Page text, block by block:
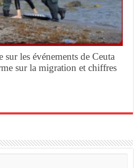
sur les événements de Ceuta
sur la migration et chiffres